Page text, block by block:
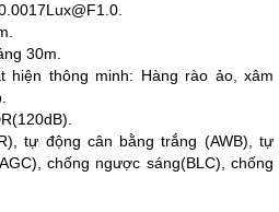
30m.
hiện thông minh: Hàng rào ảo, xâm
tự động cân bằng trắng (AWB), tự
chống ngược sáng(BLC), chống